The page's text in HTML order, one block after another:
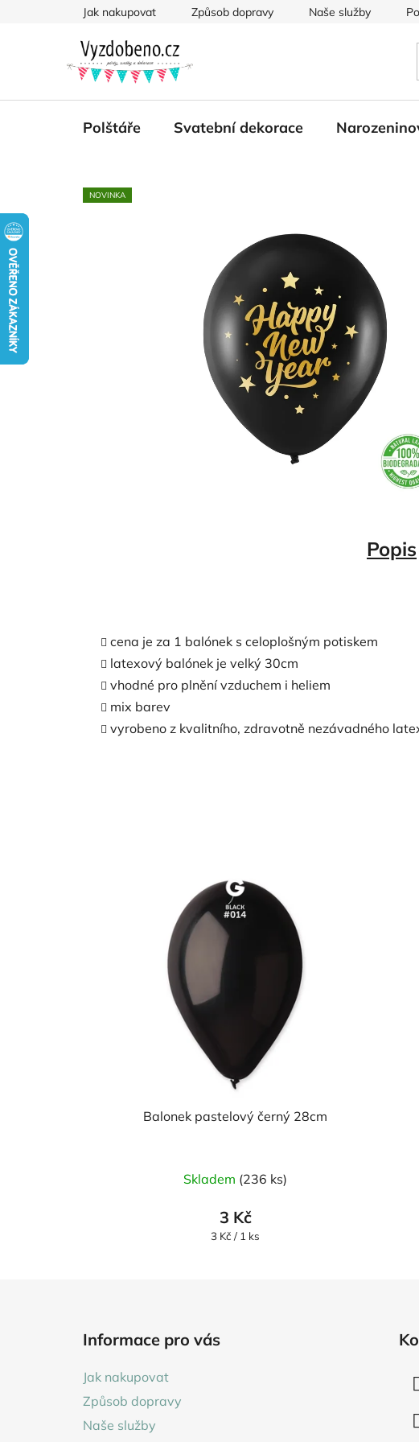
Jak nakupovat Způsob dopravy Naše služby
Polštáře Svatební dekorace
NOVINKA
Popis
cena je za 1 balónek s celoplošným potiskem
latexový balónek je velký 30cm
vhodné pro plnění vzduchem i heliem
mix barev
vyrobeno z kvalitního, zdravotně nezávadného
Balonek pastelový černý 28cm
Skladem (236 ks)
3 Kč
Měrná
3 Kč / 1 ks
Informace pro vás
Jak nakupovat
Způsob dopravy
Naše služby